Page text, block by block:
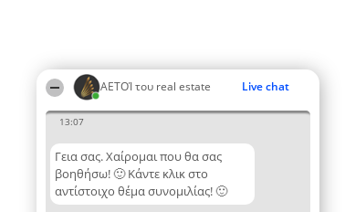
ΑΕΤΟΊ του real estate Live chat
13:07
Γεια σας. Χαίρομαι που θα σας
βοηθήσω! 🙂 Κάντε κλικ στο
αντίστοιχο θέμα συνομιλίας! 🙂